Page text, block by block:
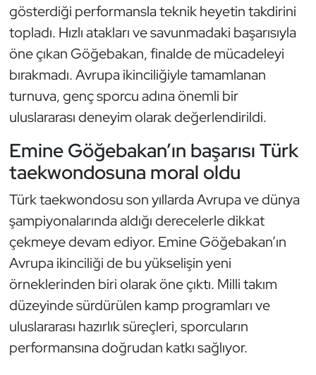
gösterdiği performansla teknik heyetin takdirini
topladı. Hızlı atakları ve savunmadaki başarısıyla
öne çıkan Göğebakan, finalde de mücadeleyi
bırakmadı. Avrupa ikinciliğiyle tamamlanan
turnuva, genç sporcu adına önemli bir
uluslararası deneyim olarak değerlendirildi.
Emine Göğebakan’ın başarısı Türk
taekwondosuna moral oldu
Türk taekwondosu son yıllarda Avrupa ve dünya
şampiyonalarında aldığı derecelerle dikkat
çekmeye devam ediyor. Emine Göğebakan’ın
Avrupa ikinciliği de bu yükselişin yeni
örneklerinden biri olarak öne çıktı. Milli takım
düzeyinde sürdürülen kamp programları ve
uluslararası hazırlık süreçleri, sporcuların
performansına doğrudan katkı sağlıyor.
Masa Tenisi
Modern Pentatlon
Motor Sporları
Muay Thai
Okçuluk
Optimist
Oryantiring
Özel Sporcular
Paralimpik